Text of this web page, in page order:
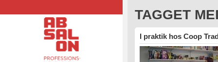
TAGGET
I praktik hos Coop